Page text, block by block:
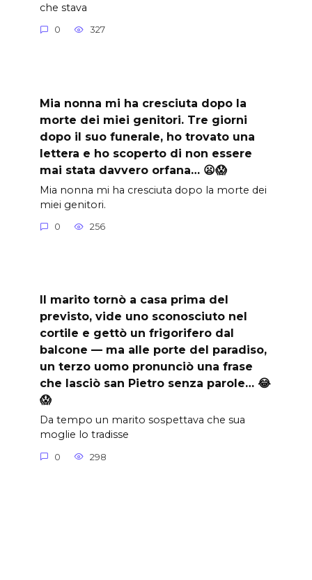
che stava
0 327
Mia nonna mi ha cresciuta dopo la
morte dei miei genitori. Tre giorni
dopo il suo funerale, ho trovato una
lettera e ho scoperto di non essere
mai stata davvero orfana… 😦😱
Mia nonna mi ha cresciuta dopo la morte dei
miei genitori.
0 256
Il marito tornò a casa prima del
previsto, vide uno sconosciuto nel
cortile e gettò un frigorifero dal
balcone — ma alle porte del paradiso,
un terzo uomo pronunciò una frase
che lasciò san Pietro senza parole… 😂
😱
Da tempo un marito sospettava che sua
moglie lo tradisse
0 298